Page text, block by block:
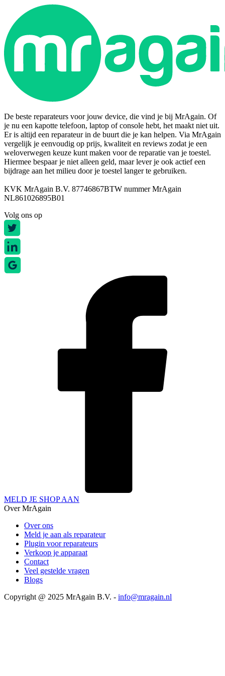
De beste reparateurs voor jouw device, die vind je bij MrAgain. Of
je nu een kapotte telefoon, laptop of console hebt, het maakt niet uit.
Er is altijd een reparateur in de buurt die je kan helpen. Via MrAgain
vergelijk je eenvoudig op prijs, kwaliteit en reviews zodat je een
weloverwegen keuze kunt maken voor de reparatie van je toestel.
Hiermee bespaar je niet alleen geld, maar lever je ook actief een
bijdrage aan het milieu door je toestel langer te gebruiken.
KVK MrAgain B.V. 87746867BTW nummer MrAgain
NL861026895B01
Volg ons op
MELD JE SHOP AAN
Over MrAgain
Over ons
Meld je aan als reparateur
Plugin voor reparateurs
Verkoop je apparaat
Contact
Veel gestelde vragen
Blogs
Copyright @ 2025 MrAgain B.V. - info@mragain.nl